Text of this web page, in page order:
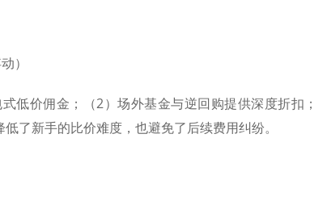
）
低价佣金；（2）场外基金与逆回购提供深度折扣；
了新手的比价难度，也避免了后续费用纠纷。